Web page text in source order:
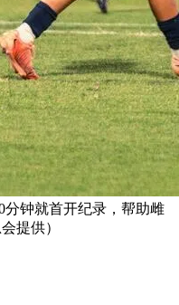
分钟就首开纪录，帮助雌
提供）